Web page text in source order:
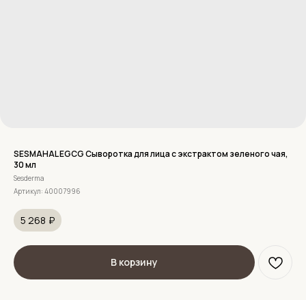
SESMAHAL EGCG Сыворотка для лица с экстрактом зеленого чая,
30 мл
Sesderma
Артикул: 40007996
5 268 ₽
В корзину